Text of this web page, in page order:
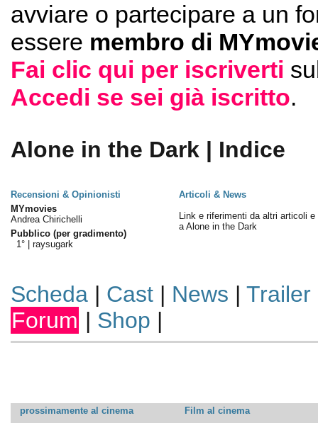
avviare o partecipare a un
essere membro di
Fai clic qui per iscriverti
Accedi se sei già iscritto.
Alone in the Dark | Indice
Recensioni & Opinionisti
Articoli & News
MYmovies
Andrea Chirichelli
Pubblico (per gradimento)
1° | raysugark
Link e riferimenti da altri articoli e
a Alone in the Dark
Scheda| Cast| News | Trailer
Forum | Shop |
prossimamente al cinema
Film al cinema